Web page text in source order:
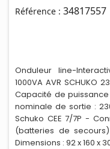
Référence : 34817557
Onduleur line-
1000VA AVR SCHUKO
Capacité de
nominale de sortie :
Schuko CEE 7/7P -
(batteries de
Dimensions : 92 x 160 x